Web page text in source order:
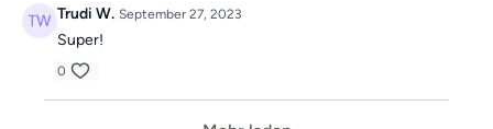
Trudi W. September 27, 2023
Super!
0